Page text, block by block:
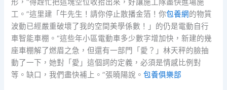
形，“得趕忙把這塊空位收拾出來，好讓施工隊盡快進場施
工。”這里建「牛先生！請你停止散播金箔！你包養網的物質
波動已經嚴重破壞了我的空間美學係數！」的仍是電動自行
車智能車棚。“這些年小區電動車多少數字增加快，新建的幾
座車棚解了燃眉之急，但還有一部門「愛？」林天秤的臉抽
動了一下，她對「愛」這個詞的定義，必須是情感比例對
等。缺口，我們盡快補上。”張曉陽說。包養俱樂部